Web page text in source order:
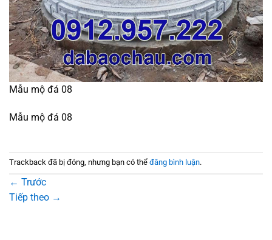
Mẫu mộ đá 08
Mẫu mộ đá 08
Trackback đã bị đóng, nhưng bạn có thể đăng bình luận.
← Trước
Tiếp theo →